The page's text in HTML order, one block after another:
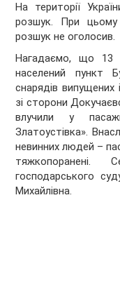
На території
розшук. При
розшук не оголосив.
Нагадаємо, що 13
населений пункт
снарядів
зі сторони
влучили у
Златоустівка».
невинних людей –
господарського
Михайлівна.